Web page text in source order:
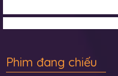
Phim đang chiếu